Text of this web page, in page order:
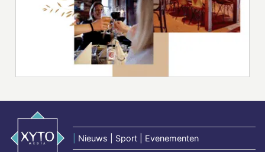
Nieuws | Sport | Evenementen